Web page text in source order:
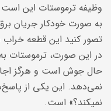
وظیفه ترموستات این
به صورت خودکار جریان
تصور کنید این قطعه
در این صورت، ترموستات
حال جوش است و هرگز
نمی‌دهد. این یکی از
نمیکند؟» است.